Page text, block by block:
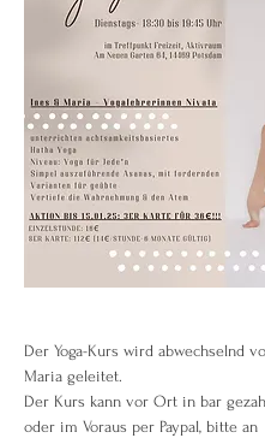
Der Yoga-Kurs wird abwechselnd
Maria geleitet.
Der Kurs kann vor Ort in bar
oder im Voraus per Paypal, bitte an